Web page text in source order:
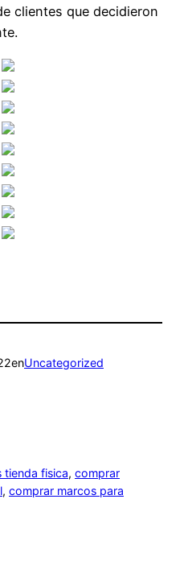
clientes que decidieron
enUncategorized
tienda fisica, comprar
, comprar marcos para